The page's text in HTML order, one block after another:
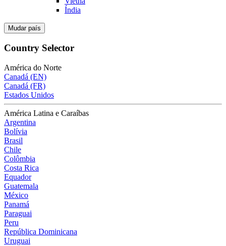
Índia
Mudar país
Country Selector
América do Norte
Canadá (EN)
Canadá (FR)
Estados Unidos
América Latina e Caraíbas
Argentina
Bolívia
Brasil
Chile
Colômbia
Costa Rica
Equador
Guatemala
México
Panamá
Paraguai
Peru
República Dominicana
Uruguai